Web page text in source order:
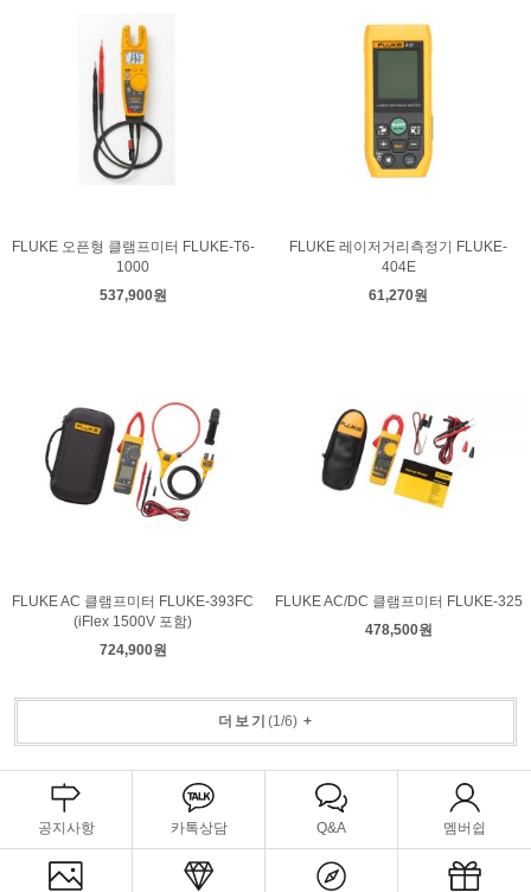
FLUKE 오픈형 클램프미터 FLUKE-T6-
1000
537,900원
FLUKE 레이저거리측정기 FLUKE-
404E
61,270원
FLUKE AC 클램프미터 FLUKE-393FC
(iFlex 1500V 포함)
724,900원
FLUKE AC/DC 클램프미터 FLUKE-325
478,500원
더보기 (1/6)+
공지사항 카톡상담 Q&A 멤버쉽